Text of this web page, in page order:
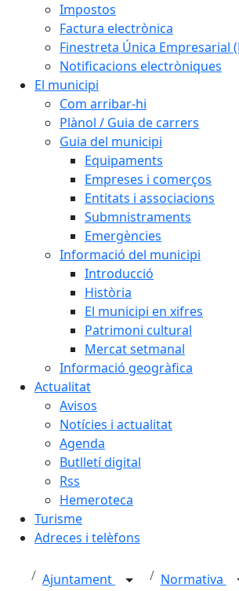
Impostos
Factura electrònica
Finestreta Única Empresarial
Notificacions electròniques
El municipi
Com arribar-hi
Plànol / Guia de carrers
Guia del municipi
Equipaments
Empreses i comerços
Entitats i associacions
Submnistraments
Emergències
Informació del municipi
Introducció
Història
El municipi en xifres
Patrimoni cultural
Mercat setmanal
Informació geogràfica
Actualitat
Avisos
Notícies i actualitat
Agenda
Butlletí digital
Rss
Hemeroteca
Turisme
Adreces i telèfons
Ajuntament
Normativa